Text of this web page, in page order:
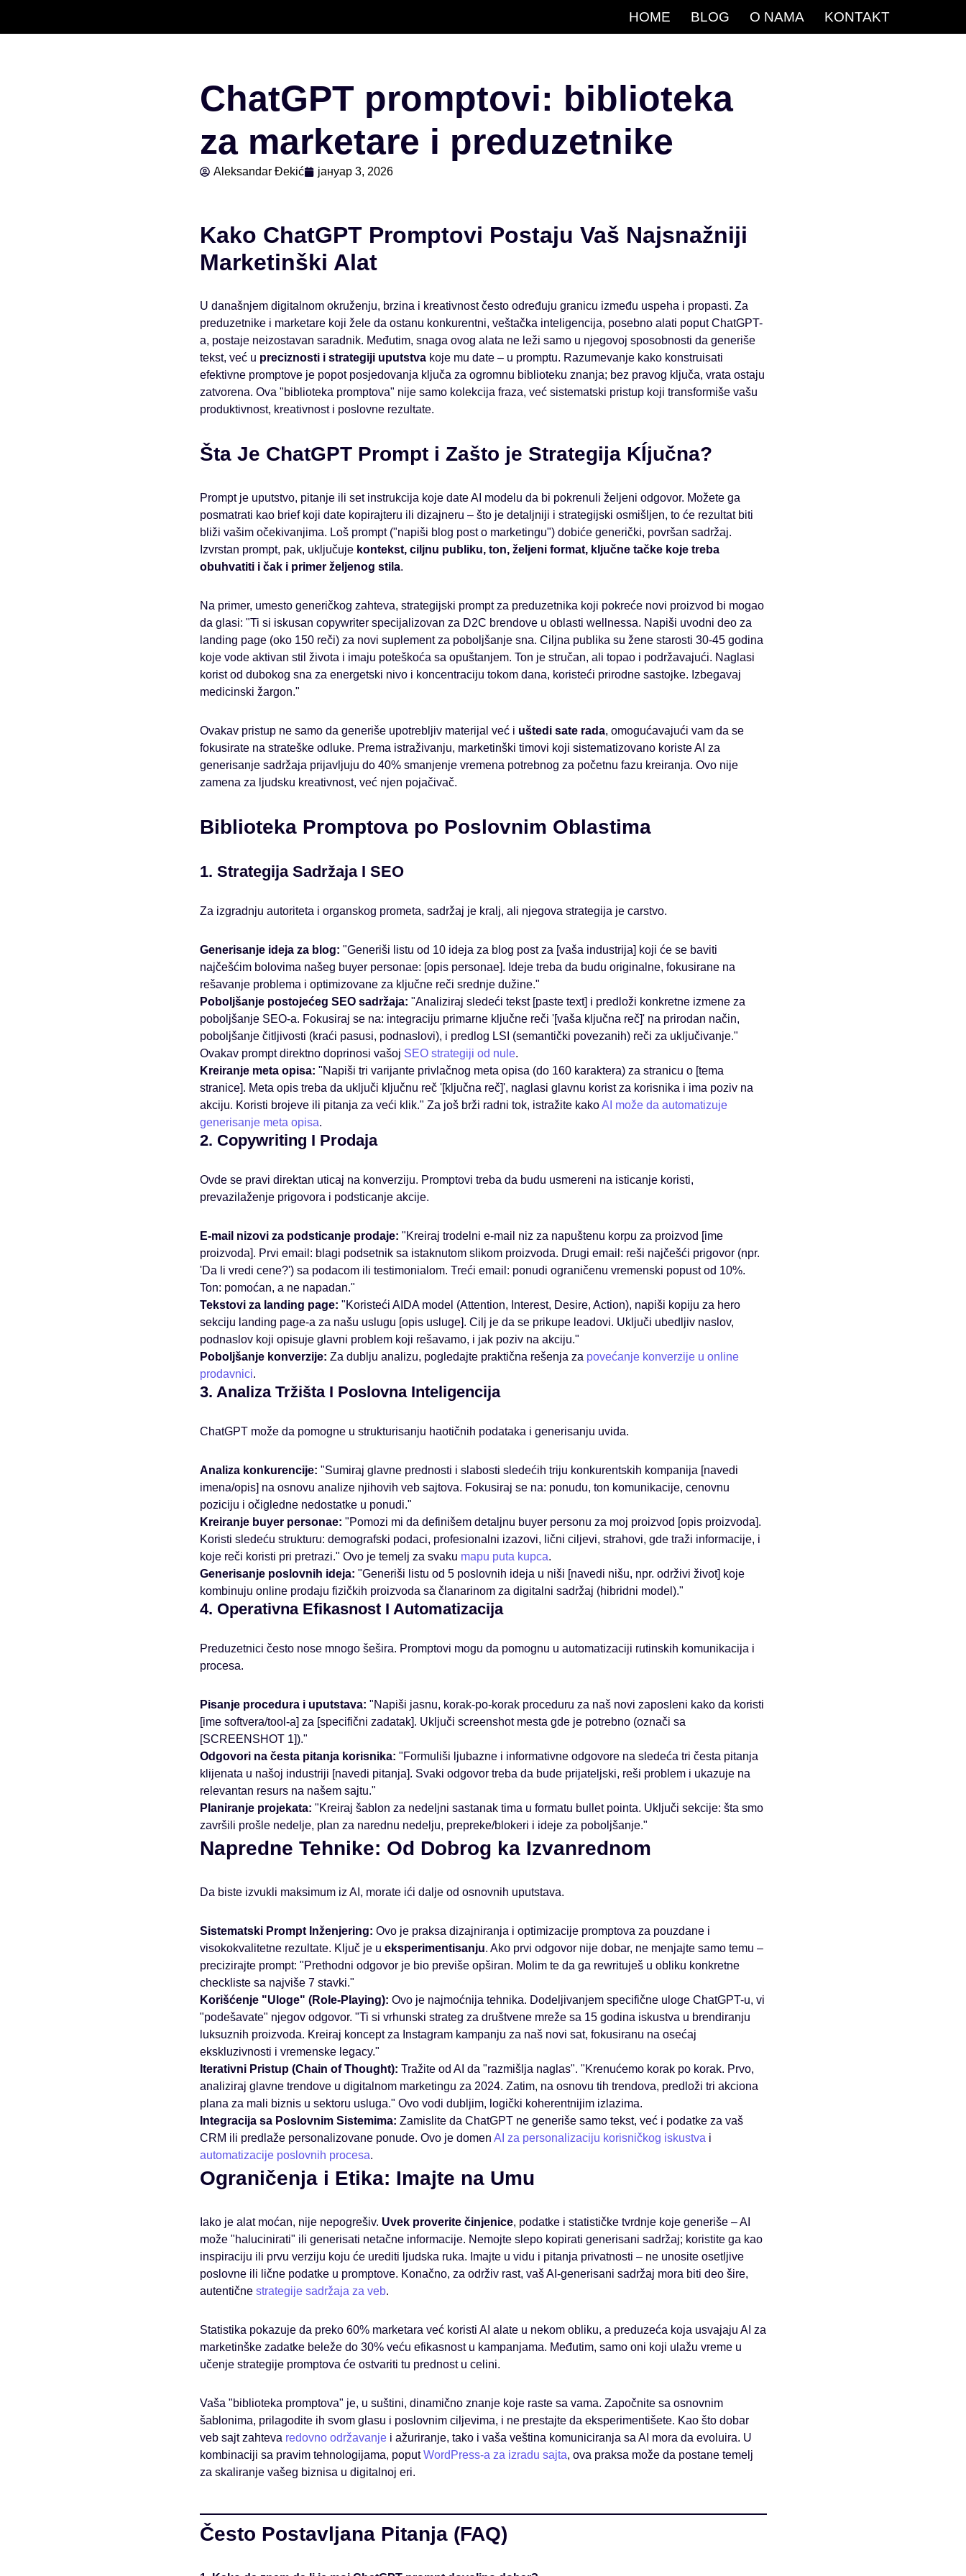
HOME BLOG O NAMA KONTAKT
ChatGPT promptovi: biblioteka
za marketare i preduzetnike
Aleksandar Đekić јануар 3, 2026
Kako ChatGPT Promptovi Postaju Vaš Najsnažniji
Marketinški Alat
U današnjem digitalnom okruženju, brzina i kreativnost često određuju granicu između uspeha i propasti. Za
preduzetnike i marketare koji žele da ostanu konkurentni, veštačka inteligencija, posebno alati poput ChatGPT-
a, postaje neizostavan saradnik. Međutim, snaga ovog alata ne leži samo u njegovoj sposobnosti da generiše
tekst, već u preciznosti i strategiji uputstvakoje mu date – u promptu. Razumevanje kako konstruisati
efektivne promptove je popot posjedovanja ključa za ogromnu biblioteku znanja; bez pravog ključa, vrata ostaju
zatvorena. Ova "biblioteka promptova" nije samo kolekcija fraza, već sistematski pristup koji transformiše vašu
produktivnost, kreativnost i poslovne rezultate.
Šta Je ChatGPT Prompt i Zašto je Strategija Kĺjučna?
Prompt je uputstvo, pitanje ili set instrukcija koje date AI modelu da bi pokrenuli željeni odgovor. Možete ga
posmatrati kao brief koji date kopirajteru ili dizajneru – što je detaljniji i strategijski osmišljen, to će rezultat biti
bliži vašim očekivanjima. Loš prompt ("napiši blog post o marketingu") dobiće generički, površan sadržaj.
Izvrstan prompt, pak, uključuje kontekst, ciljnu publiku, ton, željeni format, ključne tačke koje treba
obuhvatiti i čak i primer željenog stila.
Na primer, umesto generičkog zahteva, strategijski prompt za preduzetnika koji pokreće novi proizvod bi mogao
da glasi: "Ti si iskusan copywriter specijalizovan za D2C brendove u oblasti wellnessa. Napiši uvodni deo za
landing page (oko 150 reči) za novi suplement za poboljšanje sna. Ciljna publika su žene starosti 30-45 godina
koje vode aktivan stil života i imaju poteškoća sa opuštanjem. Ton je stručan, ali topao i podržavajući. Naglasi
korist od dubokog sna za energetski nivo i koncentraciju tokom dana, koristeći prirodne sastojke. Izbegavaj
medicinski žargon."
Ovakav pristup ne samo da generiše upotrebljiv materijal već i uštedi sate rada, omogućavajući vam da se
fokusirate na strateške odluke. Prema istraživanju, marketinški timovi koji sistematizovano koriste AI za
generisanje sadržaja prijavljuju do 40% smanjenje vremena potrebnog za početnu fazu kreiranja. Ovo nije
zamena za ljudsku kreativnost, već njen pojačivač.
Biblioteka Promptova po Poslovnim Oblastima
1. Strategija Sadržaja I SEO
Za izgradnju autoriteta i organskog prometa, sadržaj je kralj, ali njegova strategija je carstvo.
Generisanje ideja za blog: "Generiši listu od 10 ideja za blog post za [vaša industrija] koji će se baviti
najčešćim bolovima našeg buyer personae: [opis personae]. Ideje treba da budu originalne, fokusirane na
rešavanje problema i optimizovane za ključne reči srednje dužine."
Poboljšanje postojećeg SEO sadržaja: "Analiziraj sledeći tekst [paste text] i predloži konkretne izmene za
poboljšanje SEO-a. Fokusiraj se na: integraciju primarne ključne reči '[vaša ključna reč]' na prirodan način,
poboljšanje čitljivosti (kraći pasusi, podnaslovi), i predlog LSI (semantički povezanih) reči za uključivanje."
Ovakav prompt direktno doprinosi vašoj SEO strategiji od nule.
Kreiranje meta opisa: "Napiši tri varijante privlačnog meta opisa (do 160 karaktera) za stranicu o [tema
stranice]. Meta opis treba da uključi ključnu reč '[ključna reč]', naglasi glavnu korist za korisnika i ima poziv na
akciju. Koristi brojeve ili pitanja za veći klik." Za još brži radni tok, istražite kakoAI može da automatizuje
generisanje meta opisa.
2. Copywriting I Prodaja
Ovde se pravi direktan uticaj na konverziju. Promptovi treba da budu usmereni na isticanje koristi,
prevazilaženje prigovora i podsticanje akcije.
E-mail nizovi za podsticanje prodaje: "Kreiraj trodelni e-mail niz za napuštenu korpu za proizvod [ime
proizvoda]. Prvi email: blagi podsetnik sa istaknutom slikom proizvoda. Drugi email: reši najčešći prigovor (npr.
'Da li vredi cene?') sa podacom ili testimonialom. Treći email: ponudi ograničenu vremenski popust od 10%.
Ton: pomoćan, a ne napadan."
Tekstovi za landing page: "Koristeći AIDA model (Attention, Interest, Desire, Action), napiši kopiju za hero
sekciju landing page-a za našu uslugu [opis usluge]. Cilj je da se prikupe leadovi. Uključi ubedljiv naslov,
podnaslov koji opisuje glavni problem koji rešavamo, i jak poziv na akciju."
Poboljšanje konverzije: Za dublju analizu, pogledajte praktična rešenja za povećanje konverzije u online
prodavnici.
3. Analiza Tržišta I Poslovna Inteligencija
ChatGPT može da pomogne u strukturisanju haotičnih podataka i generisanju uvida.
Analiza konkurencije: "Sumiraj glavne prednosti i slabosti sledećih triju konkurentskih kompanija [navedi
imena/opis] na osnovu analize njihovih veb sajtova. Fokusiraj se na: ponudu, ton komunikacije, cenovnu
poziciju i očigledne nedostatke u ponudi."
Kreiranje buyer personae: "Pomozi mi da definišem detaljnu buyer personu za moj proizvod [opis proizvoda].
Koristi sledeću strukturu: demografski podaci, profesionalni izazovi, lični ciljevi, strahovi, gde traži informacije, i
koje reči koristi pri pretrazi." Ovo je temelj za svaku mapu puta kupca.
Generisanje poslovnih ideja: "Generiši listu od 5 poslovnih ideja u niši [navedi nišu, npr. održivi život] koje
kombinuju online prodaju fizičkih proizvoda sa članarinom za digitalni sadržaj (hibridni model)."
4. Operativna Efikasnost I Automatizacija
Preduzetnici često nose mnogo šešira. Promptovi mogu da pomognu u automatizaciji rutinskih komunikacija i
procesa.
Pisanje procedura i uputstava: "Napiši jasnu, korak-po-korak proceduru za naš novi zaposleni kako da koristi
[ime softvera/tool-a] za [specifični zadatak]. Uključi screenshot mesta gde je potrebno (označi sa
[SCREENSHOT 1])."
Odgovori na česta pitanja korisnika: "Formuliši ljubazne i informativne odgovore na sledeća tri česta pitanja
klijenata u našoj industriji [navedi pitanja]. Svaki odgovor treba da bude prijateljski, reši problem i ukazuje na
relevantan resurs na našem sajtu."
Planiranje projekata: "Kreiraj šablon za nedeljni sastanak tima u formatu bullet pointa. Uključi sekcije: šta smo
završili prošle nedelje, plan za narednu nedelju, prepreke/blokeri i ideje za poboljšanje."
Napredne Tehnike: Od Dobrog ka Izvanrednom
Da biste izvukli maksimum iz AI, morate ići dalje od osnovnih uputstava.
Sistematski Prompt Inženjering: Ovo je praksa dizajniranja i optimizacije promptova za pouzdane i
visokokvalitetne rezultate. Ključ je u eksperimentisanju. Ako prvi odgovor nije dobar, ne menjajte samo temu –
precizirajte prompt: "Prethodni odgovor je bio previše opširan. Molim te da ga rewrituješ u obliku konkretne
checkliste sa najviše 7 stavki."
Korišćenje "Uloge" (Role-Playing): Ovo je najmoćnija tehnika. Dodeljivanjem specifične uloge ChatGPT-u, vi
"podešavate" njegov odgovor. "Ti si vrhunski strateg za društvene mreže sa 15 godina iskustva u brendiranju
luksuznih proizvoda. Kreiraj koncept za Instagram kampanju za naš novi sat, fokusiranu na osećaj
ekskluzivnosti i vremenske legacy."
Iterativni Pristup (Chain of Thought): Tražite od AI da "razmišlja naglas". "Krenućemo korak po korak. Prvo,
analiziraj glavne trendove u digitalnom marketingu za 2024. Zatim, na osnovu tih trendova, predloži tri akciona
plana za mali biznis u sektoru usluga." Ovo vodi dubljim, logički koherentnijim izlazima.
Integracija sa Poslovnim Sistemima: Zamislite da ChatGPT ne generiše samo tekst, već i podatke za vaš
CRM ili predlaže personalizovane ponude. Ovo je domen AI za personalizaciju korisničkog iskustva i
automatizacije poslovnih procesa.
Ograničenja i Etika: Imajte na Umu
Iako je alat moćan, nije nepogrešiv. Uvek proverite činjenice, podatke i statističke tvrdnje koje generiše – AI
može "halucinirati" ili generisati netačne informacije. Nemojte slepo kopirati generisani sadržaj; koristite ga kao
inspiraciju ili prvu verziju koju će urediti ljudska ruka. Imajte u vidu i pitanja privatnosti – ne unosite osetljive
poslovne ili lične podatke u promptove. Konačno, za održiv rast, vaš AI-generisani sadržaj mora biti deo šire,
autentične strategije sadržaja za veb.
Statistika pokazuje da preko 60% marketara već koristi AI alate u nekom obliku, a preduzeća koja usvajaju AI za
marketinške zadatke beleže do 30% veću efikasnost u kampanjama. Međutim, samo oni koji ulažu vreme u
učenje strategije promptova će ostvariti tu prednost u celini.
Vaša "biblioteka promptova" je, u suštini, dinamično znanje koje raste sa vama. Započnite sa osnovnim
šablonima, prilagodite ih svom glasu i poslovnim ciljevima, i ne prestajte da eksperimentišete. Kao što dobar
veb sajt zahteva redovno održavanjei ažuriranje, tako i vaša veština komuniciranja sa AI mora da evoluira. U
kombinaciji sa pravim tehnologijama, poputWordPress-a za izradu sajta, ova praksa može da postane temelj
za skaliranje vašeg biznisa u digitalnoj eri.
Često Postavljana Pitanja (FAQ)